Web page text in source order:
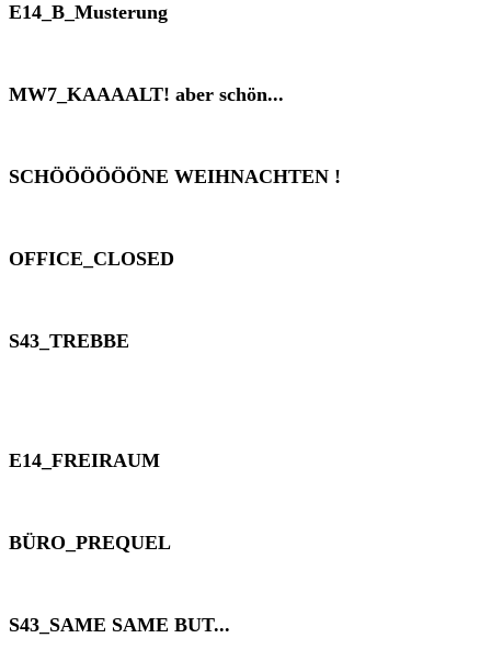
E14_B_Musterung
MW7_KAAAALT! aber schön...
SCHÖÖÖÖÖÖNE WEIHNACHTEN !
OFFICE_CLOSED
S43_TREBBE
E14_FREIRAUM
BÜRO_PREQUEL
S43_SAME SAME BUT...